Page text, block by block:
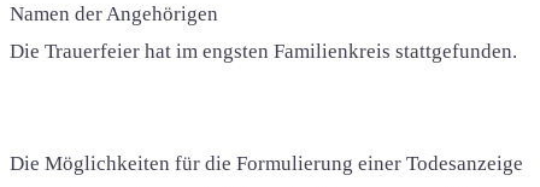
Namen der Angehörigen
Die Trauerfeier hat im engsten Familienkreis stattgefunden.
Die Möglichkeiten für die Formulierung einer Todesanzeige